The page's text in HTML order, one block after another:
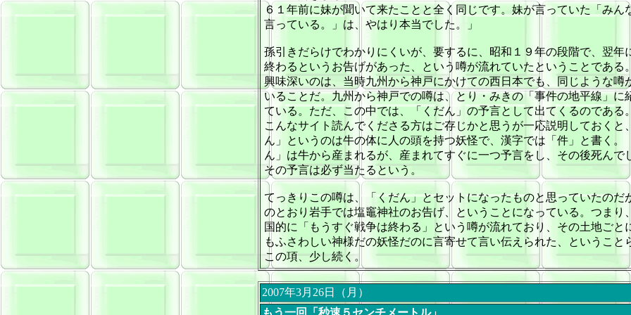
６１年前に妹が聞いて来たことと全く同じです。妹が言っていた「みん
言っている。」は、やはり本当でした。」
孫引きだらけでわかりにくいが、要するに、昭和１９年の段階で、翌年
終わるというお告げがあった、という噂が流れていたということである
興味深いのは、当時九州から神戸にかけての西日本でも、同じような噂
いることだ。九州から神戸での噂は、とり・みきの「事件の地平線」に
ている。ただ、この中では、「くだん」の予言として出てくるのである
こんなサイト読んでくださる方はご存じかと思うが一応説明しておくと
ん」というのは牛の体に人の頭を持つ妖怪で、漢字では「件」と書く。
ん」は牛から産まれるが、産まれてすぐに一つ予言をし、その後死んで
その予言は必ず当たるという。
てっきりこの噂は、「くだん」とセットになったものと思っていたのだ
のとおり岩手では塩竈神社のお告げ、ということになっている。つまり
国的に「もうすぐ戦争は終わる」という噂が流れており、その土地ごと
もふさわしい神様だの妖怪だのに言寄せて言い伝えられた、ということ
この項、少し続く。
2007年3月26日（月）
もう一回「秒速５センチメートル」